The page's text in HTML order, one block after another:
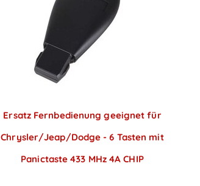
Ersatz Fernbedienung geeignet für
Chrysler/Jeap/Dodge - 6 Tasten mit
Panictaste 433 MHz 4A CHIP